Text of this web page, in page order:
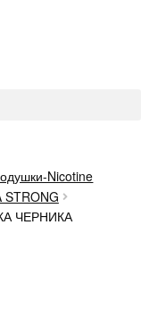
Nicotine
STRONG
ЧЕРНИКА